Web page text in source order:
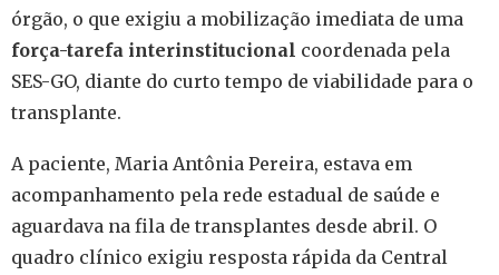
órgão, o que exigiu a mobilização imediata de uma
força-tarefa interinstitucional coordenada pela
SES-GO, diante do curto tempo de viabilidade para o
transplante.
A paciente, Maria Antônia Pereira, estava em
acompanhamento pela rede estadual de saúde e
aguardava na fila de transplantes desde abril. O
quadro clínico exigiu resposta rápida da Central